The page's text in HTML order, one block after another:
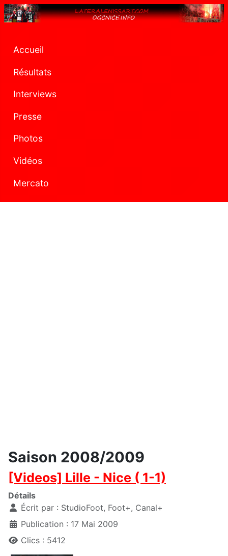
Accueil
Résultats
Interviews
Presse
Photos
Vidéos
Mercato
Saison 2008/2009
[Videos] Lille - Nice ( 1-1)
Détails
Écrit par : StudioFoot, Foot+, Canal+
Publication : 17 Mai 2009
Clics : 5412